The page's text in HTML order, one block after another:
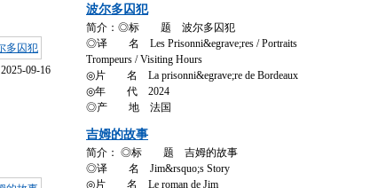
2025-09-16
波尔多囚犯
简介：◎标 题 波尔多囚犯
◎译 名 Les Prisonni&egrave;res / Portraits
Trompeurs / Visiting Hours
◎片 名 La prisonni&egrave;re de Bordeaux
◎年 代 2024
◎产 地 法国
吉姆的故事
简介： ◎标 题 吉姆的故事
◎译 名 Jim&rsquo;s Story
◎片 名 Le roman de Jim